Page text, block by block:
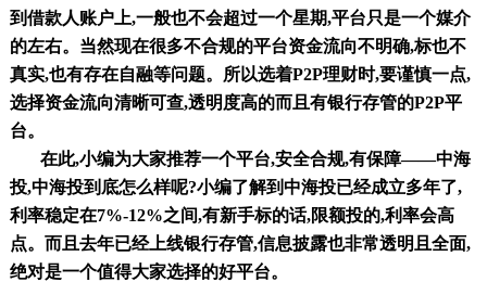
到借款人账户上,一般也不会超过一个星期,平台只是一个媒介
的左右。当然现在很多不合规的平台资金流向不明确,标也不
真实,也有存在自融等问题。所以选着P2P理财时,要谨慎一点,
选择资金流向清晰可查,透明度高的而且有银行存管的P2P平
台。
在此,小编为大家推荐一个平台,安全合规,有保障——中海
投,中海投到底怎么样呢?小编了解到中海投已经成立多年了,
利率稳定在7%-12%之间,有新手标的话,限额投的,利率会高
点。而且去年已经上线银行存管,信息披露也非常透明且全面,
绝对是一个值得大家选择的好平台。